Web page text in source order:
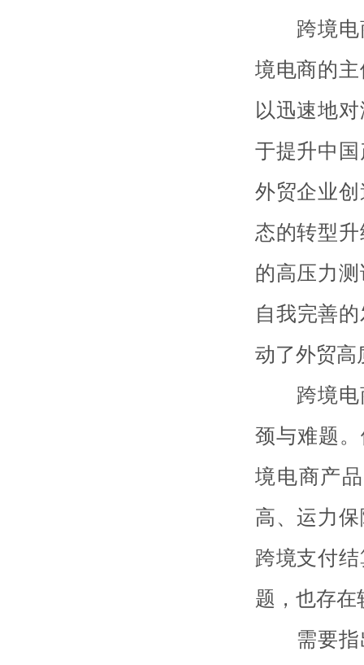
跨境电商
境电商的
以迅速地
于提升中
外贸企业
态的转型
的高压力
自我完善
动了外贸高
跨境电商
颈与难题
境电商产
高、运力
跨境支付
题，也存在
需要指出